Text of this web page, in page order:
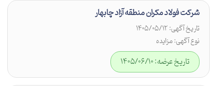
شرکت فولاد مکران منطقه آزاد چابهار
تاریخ آگهی: 1405/05/12
نوع آگهی: مزایده
تاریخ عرضه: 1405/06/10